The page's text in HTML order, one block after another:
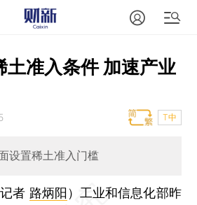
土准入条件 加速产业
T中
设置稀土准入门槛
者 路炳阳 ） 工业和信息化部昨